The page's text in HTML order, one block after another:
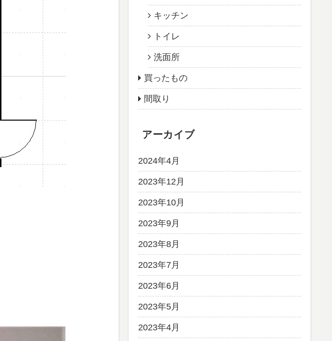
キッチン
トイレ
洗面所
買ったもの
間取り
アーカイブ
2024年4月
2023年12月
2023年10月
2023年9月
2023年8月
2023年7月
2023年6月
2023年5月
2023年4月